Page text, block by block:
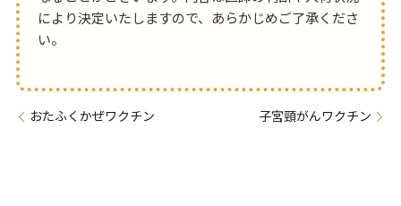
により決定いたしますので、あらかじめご了承くださ
い。
おたふくかぜワクチン 子宮頸がんワクチン